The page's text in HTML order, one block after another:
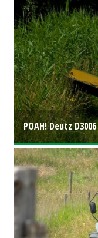
POAH! Deutz D3006